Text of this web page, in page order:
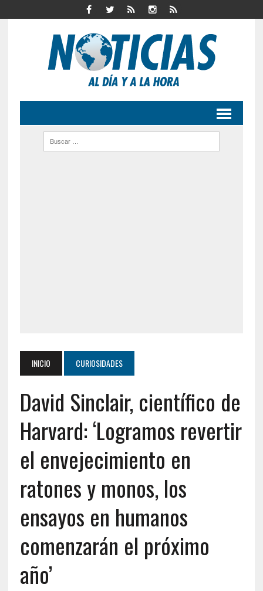
INICIO CURIOSIDADES
David Sinclair, científico de
Harvard: ‘Logramos revertir
el envejecimiento en
ratones y monos, los
ensayos en humanos
comenzarán el próximo
año’